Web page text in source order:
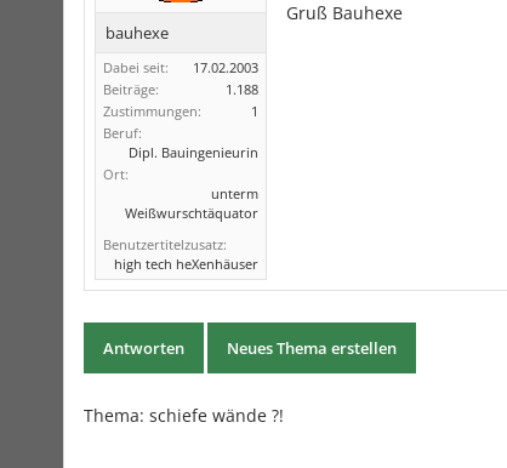
bauhexe
Dabei seit:
17.02.2003
Beiträge:
1.188
Zustimmungen:
1
Beruf:
Dipl. Bauingenieurin
Ort:
unterm
Weißwurschtäquator
Benutzertitelzusatz:
high tech heXenhäuser
Gruß Bauhexe
Antworten Neues Thema erstellen
Thema: schiefe wände ?!